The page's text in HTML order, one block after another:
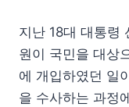
지난 18대 대통령
원이 국민을 대상
에 개입하였던 일
을 수사하는 과정